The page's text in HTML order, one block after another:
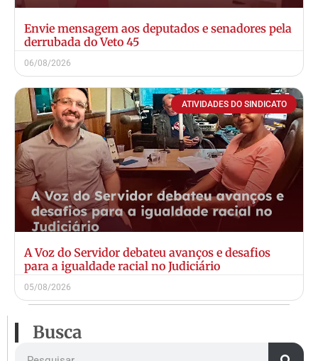
Envie mensagem aos deputados e senadores pela
derrubada do Veto 45
06/08/2026
ATIVIDADES DO SINDICATO
A Voz do Servidor debateu avanços e desafios
para a igualdade racial no Judiciário
05/08/2026
Busca